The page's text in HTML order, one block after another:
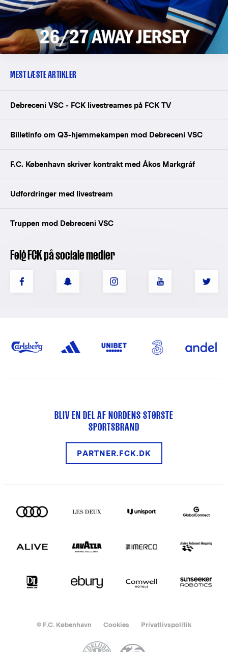
MEST LÆSTE ARTIKLER
Debreceni VSC - FCK livestreames på FCK TV
Billetinfo om Q3-hjemmekampen mod Debreceni VSC
F.C. København skriver kontrakt med Ákos Markgráf
Udfordringer med livestream
Truppen mod Debreceni VSC
Følg FCK på sociale medier
BLIV EN DEL AF NORDENS STØRSTE
SPORTSBRAND
PARTNER.FCK.DK
© F.C. København Cookies Privatlivspolitik